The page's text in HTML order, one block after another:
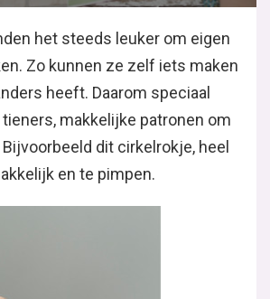
het steeds leuker om eigen
Zo kunnen ze zelf iets maken
heeft. Daarom speciaal
makkelijke patronen om
dit cirkelrokje, heel
en te pimpen.